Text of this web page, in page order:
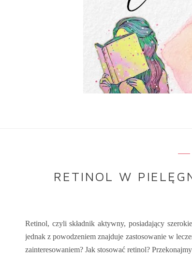
RETINOL W
Retinol, czyli składnik aktywny, posiadający
jednak z powodzeniem znajduje zastosowanie w
zainteresowaniem? Jak stosować retinol?